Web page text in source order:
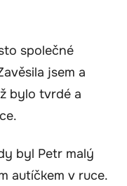
společné
jsem a
bylo tvrdé a
byl Petr malý
autíčkem v ruce.